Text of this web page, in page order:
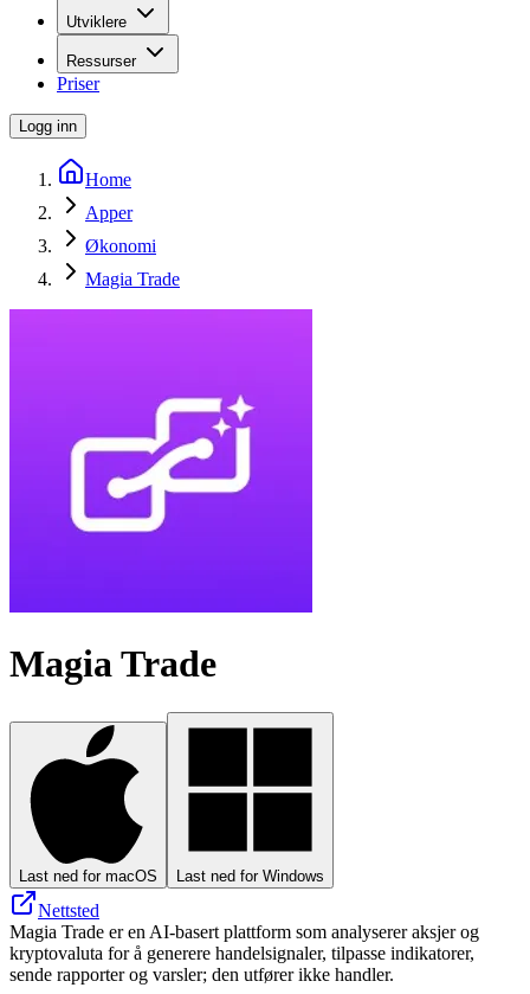
Utviklere
Ressurser
Priser
Logg inn
Home
Apper
Økonomi
Magia Trade
Magia Trade
Last ned for macOS Last ned for Windows
Nettsted
Magia Trade er en AI-basert plattform som analyserer aksjer og
kryptovaluta for å generere handelsignaler, tilpasse indikatorer,
sende rapporter og varsler; den utfører ikke handler.